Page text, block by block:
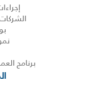
برنامج